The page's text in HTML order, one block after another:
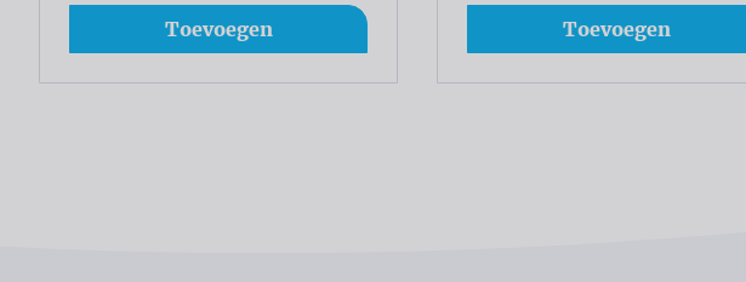
Toevoegen Toevoegen